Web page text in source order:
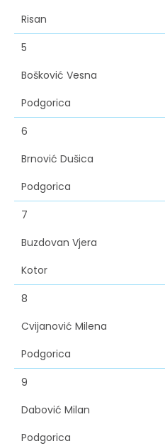
Risan
5
Bošković Vesna
Podgorica
6
Brnović Dušica
Podgorica
7
Buzdovan Vjera
Kotor
8
Cvijanović Milena
Podgorica
9
Dabović Milan
Podgorica